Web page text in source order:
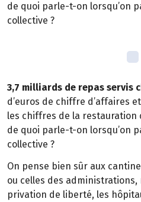
de quoi parle-t-on lorsqu’on
collective ?
3,7 milliards de repas servis
d’euros de chiffre d’affaires
les chiffres de la restauration
de quoi parle-t-on lorsqu’on
collective ?
On pense bien sûr aux
ou celles des administrations,
privation de liberté, les